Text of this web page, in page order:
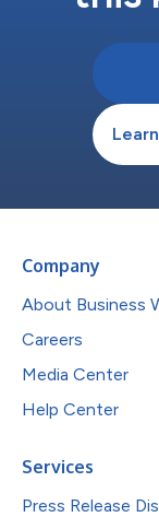
Company
About Business
Careers
Media Center
Help Center
Services
Press Release